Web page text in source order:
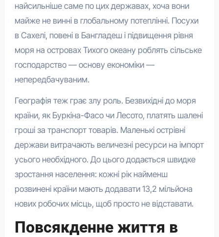
найсильніше саме по цих державах, хоча вони
майже не винні в глобальному потеплінні. Посухи
в Сахелі, повені в Бангладеш і підвищення рівня
моря на островах Тихого океану роблять сільське
господарство — основу економіки —
непередбачуваним.
Географія теж грає злу роль. Безвихідні до моря
країни, як Буркіна-Фасо чи Лесото, платять шалені
гроші за транспорт товарів. Маленькі острівні
держави витрачають величезні ресурси на імпорт
усього необхідного. До цього додається швидке
зростання населення: кожні рік найменш
розвинені країни мають додавати 13,2 мільйона
нових робочих місць, щоб просто не відставати.
Повсякденне життя в